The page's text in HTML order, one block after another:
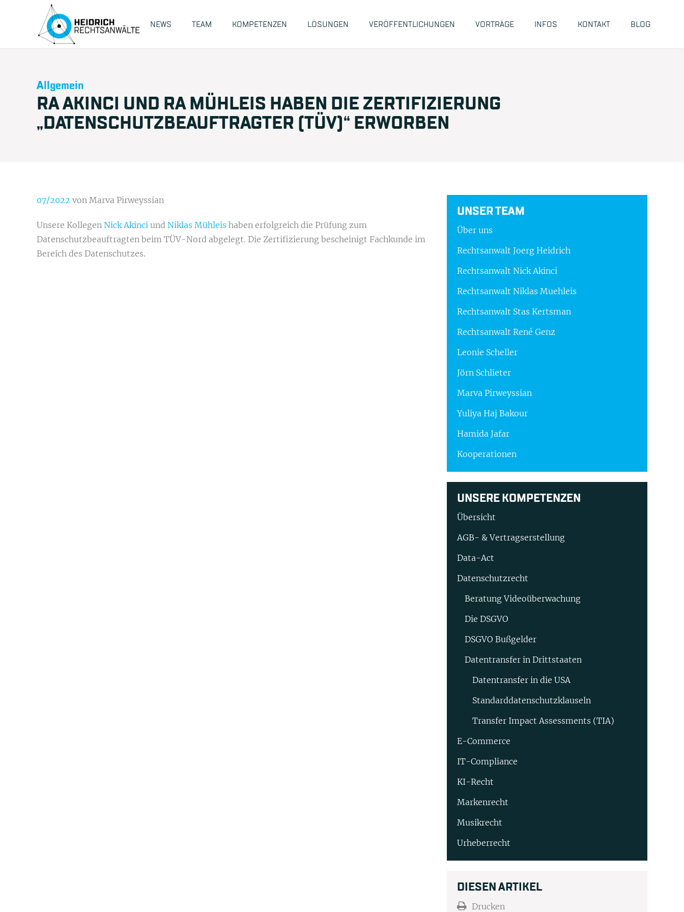
NEWS TEAM KOMPETENZEN LÖSUNGEN VERÖFFENTLICHUNGEN VORTRÄGE INFOS KONTAKT BLOG
Allgemein
RA AKINCI UND RA MÜHLEIS HABEN DIE ZERTIFIZIERUNG
„DATENSCHUTZBEAUFTRAGTER (TÜV)“ ERWORBEN
07/2022 von Marva Pirweyssian
Unsere Kollegen Nick Akinci und Niklas Mühleis haben erfolgreich die Prüfung zum
Datenschutzbeauftragten beim TÜV-Nord abgelegt. Die Zertifizierung bescheinigt Fachkunde im
Bereich des Datenschutzes.
UNSER TEAM
Über uns
Rechtsanwalt Joerg Heidrich
Rechtsanwalt Nick Akinci
Rechtsanwalt Niklas Muehleis
Rechtsanwalt Stas Kertsman
Rechtsanwalt René Genz
Leonie Scheller
Jörn Schlieter
Marva Pirweyssian
Yuliya Haj Bakour
Hamida Jafar
Kooperationen
UNSERE KOMPETENZEN
Übersicht
AGB- & Vertragserstellung
Data-Act
Datenschutzrecht
Beratung Video­überwachung
Die DSGVO
DSGVO Bußgelder
Datentransfer in Drittstaaten
Datentransfer in die USA
Standard­datenschutz­klauseln
Transfer Impact Assessments (TIA)
E-Commerce
IT-Compliance
KI-Recht
Markenrecht
Musikrecht
Urheberrecht
DIESEN ARTIKEL
Drucken